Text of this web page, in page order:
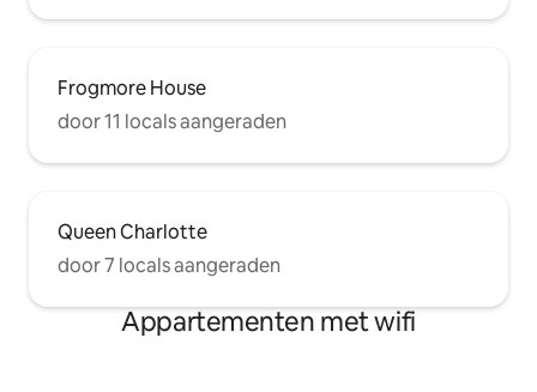
Frogmore House
door 11 locals aangeraden
Queen Charlotte
door 7 locals aangeraden
Appartementen met wifi